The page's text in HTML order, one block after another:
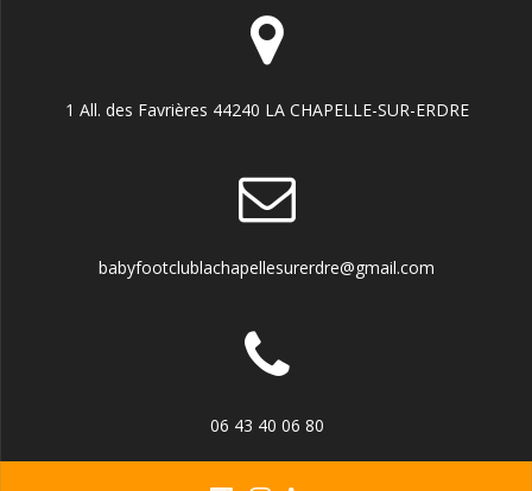
1 All. des Favrières 44240 LA CHAPELLE-SUR-ERDRE
babyfootclublachapellesurerdre@gmail.com
06 43 40 06 80